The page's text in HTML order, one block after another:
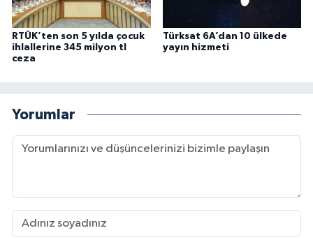
RTÜK’ten son 5 yılda çocuk
ihlallerine 345 milyon tl
ceza
Türksat 6A’dan 10 ülkede
yayın hizmeti
Yorumlar